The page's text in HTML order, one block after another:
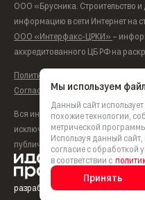
ООО «Брусника. Строительство и
информацию в сети Интернет на
ООО «Интерфакс-ЦРКИ» –
аккредитованного ЦБ РФ на
Политика обработки
Согласие на обработку
Вся информация,
исключительно информационный
публичной офертой согласно ст.
разработка сайта
Мы используем
Данный сайт
похожие технологии,
метрической
Используя данный
согласие с обработкой
в соответствии с
Принять